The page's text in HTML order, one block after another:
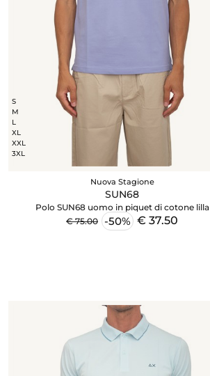
S
M
L
XL
XXL
3XL
Nuova Stagione
SUN68
Polo SUN68 uomo in piquet di cotone lilla
€ 75.00 -50% € 37.50